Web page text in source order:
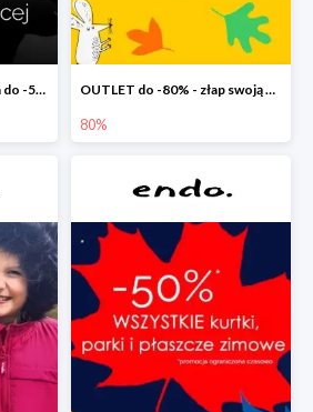
Weekend strasznych cen do -50% OUTLET do -80% - złap swoją okazję !
80%